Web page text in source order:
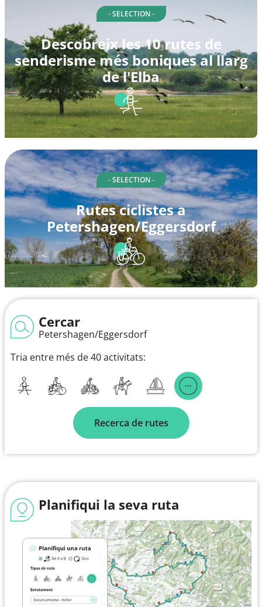
- SELECTION -
Descobreix les 10 rutes de
senderisme més boniques al llarg
de l'Elba
- SELECTION -
Rutes ciclistes a
Petershagen/Eggersdorf
Cercar
Petershagen/Eggersdorf
Tria entre més de 40 activitats:
Recerca de rutes
Planifiqui la seva ruta